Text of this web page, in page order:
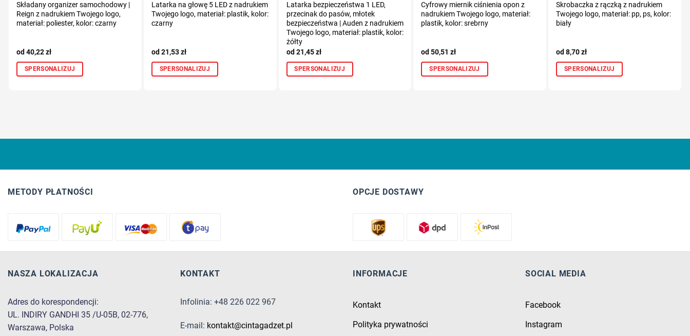
Składany organizer samochodowy |
Reign z nadrukiem Twojego logo,
materiał: poliester, kolor: czarny
40,22zł
SPERSONALIZUJ
Latarka na głowę 5 LED z nadrukiem
Twojego logo, materiał: plastik, kolor:
czarny
21,53zł
SPERSONALIZUJ
Latarka bezpieczeństwa 1 LED,
przecinak do pasów, młotek
bezpieczeństwa | Auden z nadrukiem
Twojego logo, materiał: plastik, kolor:
żółty
21,45zł
SPERSONALIZUJ
Cyfrowy miernik ciśnienia opon z
nadrukiem Twojego logo, materiał:
plastik, kolor: srebrny
50,51zł
SPERSONALIZUJ
Skrobaczka z rączką z nadrukiem
Twojego logo, materiał: pp, ps, kolor:
biały
8,70zł
SPERSONALIZUJ
METODY PŁATNOŚCI OPCJE DOSTAWY
NASZA LOKALIZACJA
Adres do korespondencji:
UL. INDIRY GANDHI 35 /U-05B, 02-776,
Warszawa, Polska
KONTAKT
Infolinia: +48 226 022 967
E-mail: kontakt@cintagadzet.pl
INFORMACJE
Kontakt
Polityka prywatności
SOCIAL MEDIA
Facebook
Instagram